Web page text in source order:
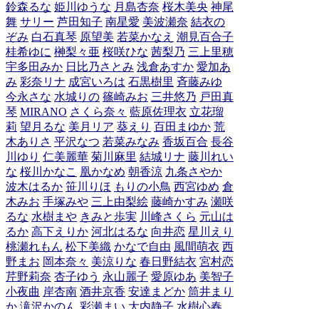
鈴森るな 姫川ゆうな 月島杏奈 桜木美央 神尾
舞 サリー 芦田知子 南星愛 美波瀬奈 結衣の
ぞみ 白石真琴 原望美 若菜かなえ 潮見百合子
桂希ゆに 榊梨々亜 桜咲ひな 茜梨乃 三上里穂
宇多田みか 日比乃さとみ 浅倉あすか 愛加あ
み 彩奈リナ 成宮いろは 石黒樹里 斉藤みゆ
今永さな 水城りの 篠崎みお 三井悠乃 戸田真
琴 MIRANO さくら奈々 藍原佐理衣 立花瑠
莉 望月るな 美月リア 葵えり 百田まゆか 荒
木ありさ 平沢なつ 若菜みなみ 香坂百合 長谷
川ゆり 仁美麗華 菊川麻里 結城リナ 藤川れい
な 桜川かなこ 凰かなめ 朝香涼 九条さやか
波木はるか 笹川りほ もりの小鳥 西宮ゆめ 倉
木みお 手塚みや 三上由梨絵 藤崎かすみ 瀬咲
るな 水樹まや きみと歩実 川峰さくら 元山は
るか 高下えりか 河北はるな 向井恋 星川えり
桃瀬れもん 松下美織 かなで自由 風間萌衣 西
野まお 岡本奈々 美涼りな 春日野結衣 宮村恋
芹野莉奈 杏子ゆう 永山麗子 愛原ゆあ 美智子
小夜曲 岸杏南 酒井京香 安達まどか 筒井まり
か 滝沢かのん 彩瀬まい 大内静子 水樹心春